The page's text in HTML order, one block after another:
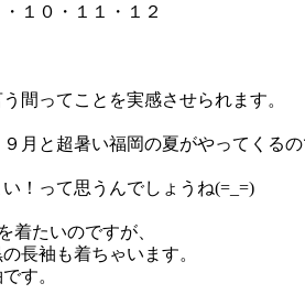
１０・１１・１２
間ってことを実感させられます。
月と超暑い福岡の夏がやってくる
！って思うんでしょうね(=_=)
着たいのですが、
長袖も着ちゃいます。
す。